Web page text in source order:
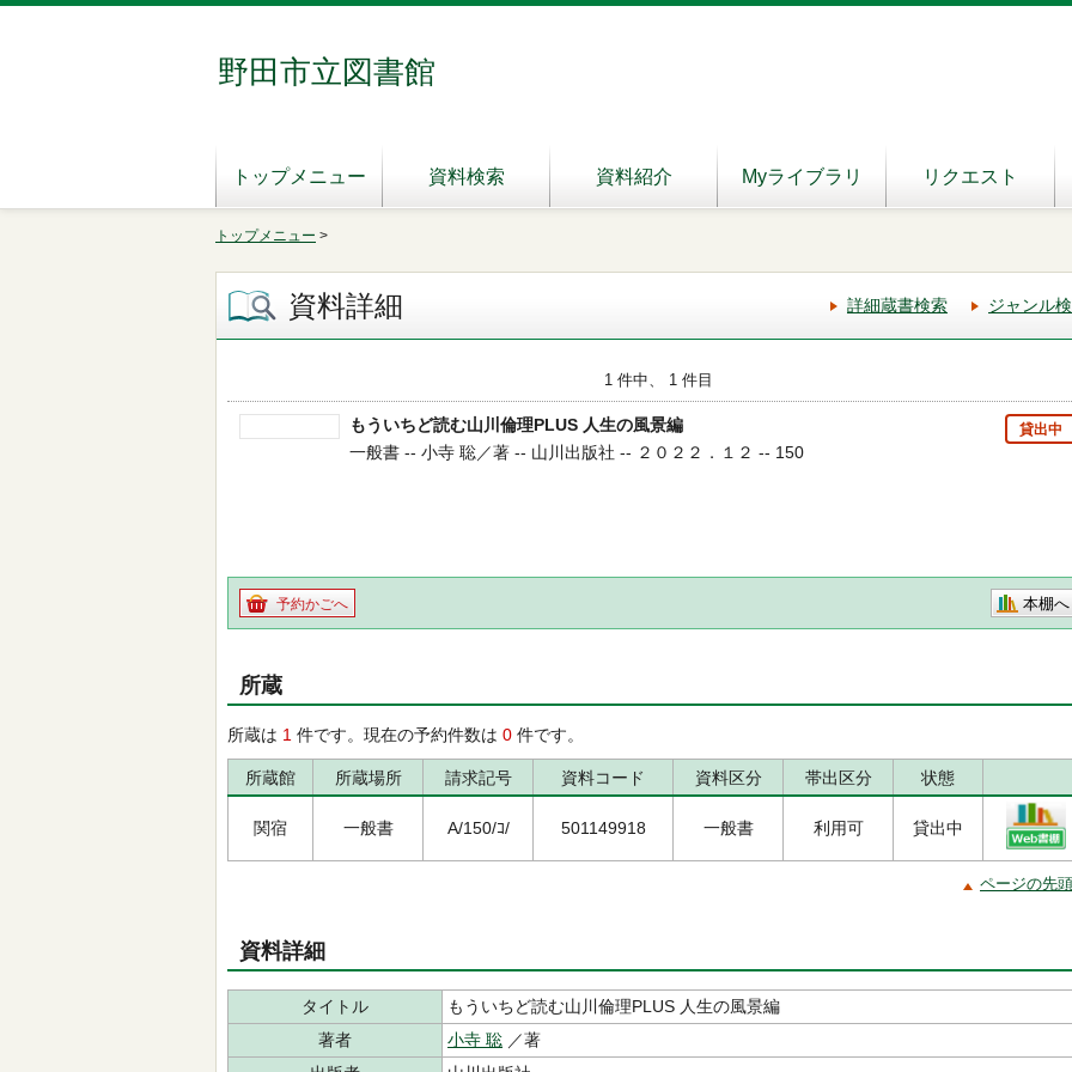
野田市立図書館
トップメニュー 資料検索 資料紹介 Myライブラリ リクエスト
トップメニュー >
資料詳細 詳細蔵書検索 ジャンル
1 件中、 1 件目
もういちど読む山川倫理PLUS 人生の風景編 貸出中
一般書 -- 小寺 聡／著 -- 山川出版社 -- ２０２２．１２ -- 150
予約かごへ 本棚へ
所蔵
所蔵は 1 件です。現在の予約件数は 0 件です。
所蔵館 所蔵場所 請求記号 資料コード 資料区分 帯出区分 状態
関宿 一般書 A/150/ｺ/ 501149918 一般書 利用可 貸出中
ページの先
資料詳細
タイトル
もういちど読む山川倫理PLUS 人生の風景編
著者
小寺 聡 ／著